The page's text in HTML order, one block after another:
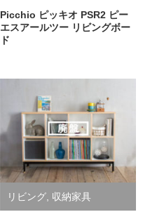
納家具
Picchio ピッキオ PSR2 ピー
エスアールツー リビングボー
ド
リビング, 収納家具